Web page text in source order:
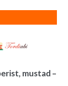
mustad –